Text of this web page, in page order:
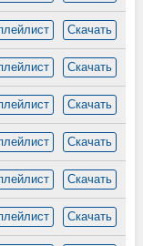
Скачать
Скачать
Скачать
Скачать
Скачать
Скачать